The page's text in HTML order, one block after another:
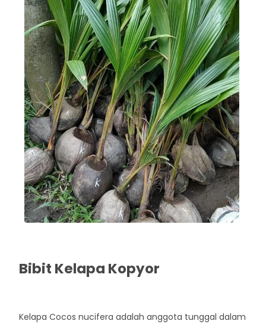
Bibit Kelapa Kopyor
Kelapa Cocos nucifera adalah anggota tunggal dalam